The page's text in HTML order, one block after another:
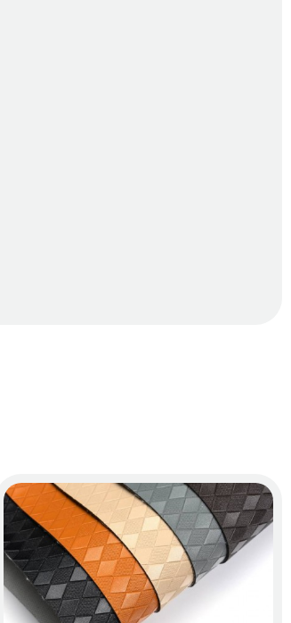
xác và chất lượng vượt trội. Thảm
tay người tiêu dùng.